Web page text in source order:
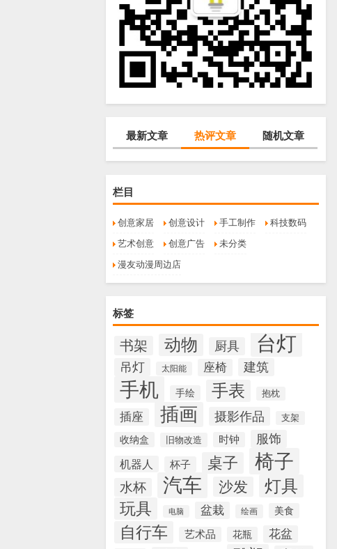
最新文章 热评文章 随机文章
栏目
创意家居 创意设计 手工制作
科技数码
艺术创意
创意广告
未分类
漫友动漫周边店
标签
书架 动物 厨具 台灯
吊灯 太阳能 座椅 建筑
手机 手绘 手表 抱枕
插座 插画 摄影作品 支架
收纳盒 旧物改造 时钟 服饰
机器人 杯子 桌子 椅子
水杯 汽车 沙发 灯具
玩具 电脑 盆栽 绘画 美食
自行车 艺术品 花瓶 花盆